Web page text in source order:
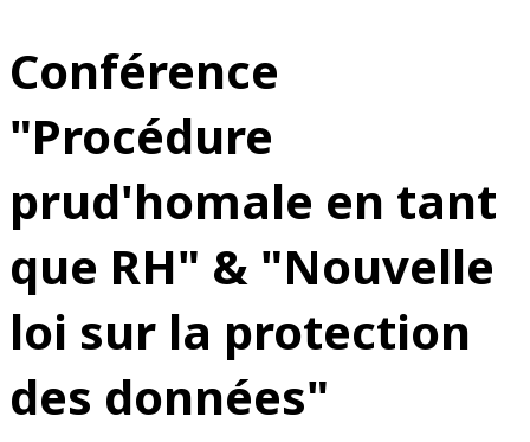
Conférence
"Procédure
prud'homale en tant
que RH" & "Nouvelle
loi sur la protection
des données"